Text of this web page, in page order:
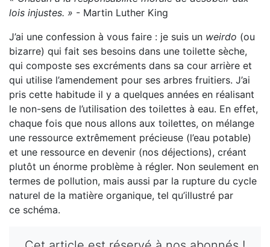
lois injustes. » - Martin Luther King
J’ai une confession à vous faire : je suis un weirdo (ou
bizarre) qui fait ses besoins dans une toilette sèche,
qui composte ses excréments dans sa cour arrière et
qui utilise l’amendement pour ses arbres fruitiers. J’ai
pris cette habitude il y a quelques années en réalisant
le non-sens de l’utilisation des toilettes à eau. En effet,
chaque fois que nous allons aux toilettes, on mélange
une ressource extrêmement précieuse (l’eau potable)
et une ressource en devenir (nos déjections), créant
plutôt un énorme problème à régler. Non seulement en
termes de pollution, mais aussi par la rupture du cycle
naturel de la matière organique, tel qu’illustré par
ce schéma.